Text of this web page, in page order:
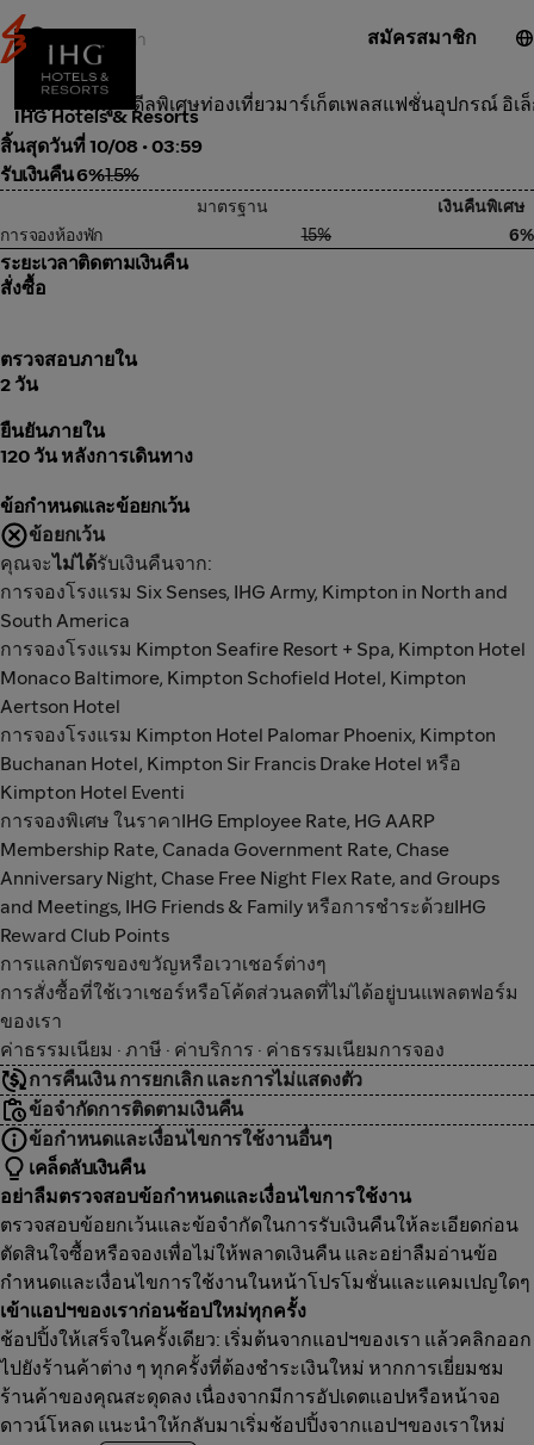
สมัครสมาชิก
ดีลพิเศษท่องเที่ยวมาร์เก็ตเพลสแฟชั่นอุปกรณ์ อิเ
ท่องเที่ยว
IHG Hotels & Resorts
สิ้นสุดวันที่ 10/08 • 03:59
รับเงินคืน 6%1.5%
มาตรฐาน
เงินคืนพิเศษ
การจองห้องพัก
1.5% 6%
ระยะเวลาติดตามเงินคืน
สั่งซื้อ
ตรวจสอบภายใน
2 วัน
ยืนยันภายใน
120 วัน หลังการเดินทาง
ข้อกำหนดและข้อยกเว้น
ข้อยกเว้น
คุณจะไม่ได้รับเงินคืนจาก:
การจองโรงแรม Six Senses, IHG Army, Kimpton in North and
South America
การจองโรงแรม Kimpton Seafire Resort + Spa, Kimpton Hotel
Monaco Baltimore, Kimpton Schofield Hotel, Kimpton
Aertson Hotel
การจองโรงแรม Kimpton Hotel Palomar Phoenix, Kimpton
Buchanan Hotel, Kimpton Sir Francis Drake Hotel หรือ
Kimpton Hotel Eventi
การจองพิเศษ ในราคาIHG Employee Rate, HG AARP
Membership Rate, Canada Government Rate, Chase
Anniversary Night, Chase Free Night Flex Rate, and Groups
and Meetings, IHG Friends & Family หรือการชำระด้วยIHG
Reward Club Points
การแลกบัตรของขวัญหรือเวาเชอร์ต่างๆ
การสั่งซื้อที่ใช้เวาเชอร์หรือโค้ดส่วนลดที่ไม่ได้อยู่บนแพลตฟอร์ม
ของเรา
ค่าธรรมเนียม · ภาษี · ค่าบริการ · ค่าธรรมเนียมการจอง
การคืนเงิน การยกเลิก และการไม่แสดงตัว
ข้อจำกัดการติดตามเงินคืน
ข้อกำหนดและเงื่อนไขการใช้งานอื่นๆ
เคล็ดลับเงินคืน
อย่าลืมตรวจสอบข้อกำหนดและเงื่อนไขการใช้งาน
ตรวจสอบข้อยกเว้นและข้อจำกัดในการรับเงินคืนให้ละเอียดก่อน
ตัดสินใจซื้อหรือจองเพื่อไม่ให้พลาดเงินคืน และอย่าลืมอ่านข้อ
กำหนดและเงื่อนไขการใช้งานในหน้าโปรโมชั่นและแคมเปญใดๆ
เข้าแอปฯของเราก่อนช้อปใหม่ทุกครั้ง
ช้อปปิ้งให้เสร็จในครั้งเดียว: เริ่มต้นจากแอปฯของเรา แล้วคลิกออก
ไปยังร้านค้าต่าง ๆ ทุกครั้งที่ต้องชำระเงินใหม่ หากการเยี่ยมชม
ร้านค้าของคุณสะดุดลง เนื่องจากมีการอัปเดตแอปหรือหน้าจอ
ดาวน์โหลด แนะนำให้กลับมาเริ่มช้อปปิ้งจากแอปฯของเราใหม่